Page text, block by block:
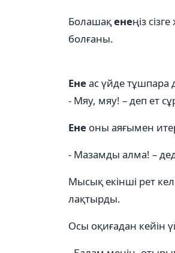
Болашақенеңіз
болғаны.
Енеас үйде
- Мяу, мяу! – деп ет
Ене оны аяғымен
- Мазамды алма! –
Мысық екінші рет
лақтырды.
Осы оқиғадан кейін